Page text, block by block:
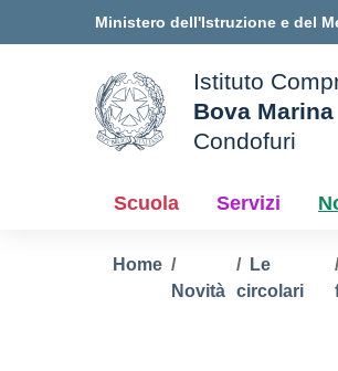
Ministero dell'Istruzione e del
della scuola
Istituto
Bova Marina
Condofuri
Scuola Servizi
Home
Novità
Le
circolari